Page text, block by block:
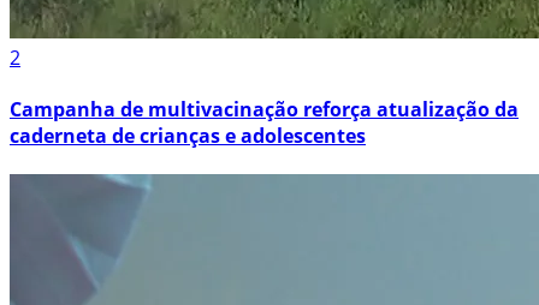
2
Campanha de multivacinação reforça atualização da
caderneta de crianças e adolescentes